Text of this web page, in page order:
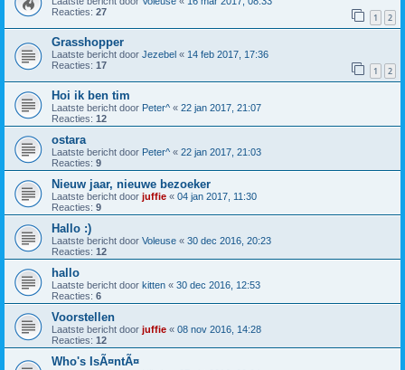
Reacties: 27 1 2
Grasshopper
Laatste bericht door Jezebel « 14 feb 2017, 17:36
Reacties: 17 1 2
Hoi ik ben tim
Laatste bericht door Peter^ « 22 jan 2017, 21:07
Reacties: 12
ostara
Laatste bericht door Peter^ « 22 jan 2017, 21:03
Reacties: 9
Nieuw jaar, nieuwe bezoeker
Laatste bericht door juffie « 04 jan 2017, 11:30
Reacties: 9
Hallo :)
Laatste bericht door Voleuse « 30 dec 2016, 20:23
Reacties: 12
hallo
Laatste bericht door kitten « 30 dec 2016, 12:53
Reacties: 6
Voorstellen
Laatste bericht door juffie « 08 nov 2016, 14:28
Reacties: 12
Who's IsÃ¤ntÃ¤